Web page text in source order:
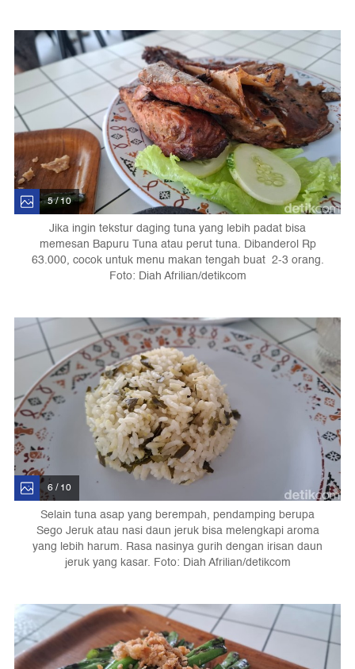
5 / 10
Jika ingin tekstur daging tuna yang lebih padat bisa
memesan Bapuru Tuna atau perut tuna. Dibanderol Rp
63.000, cocok untuk menu makan tengah buat 2-3 orang.
Foto: Diah Afrilian/detikcom
6 / 10
Selain tuna asap yang berempah, pendamping berupa
Sego Jeruk atau nasi daun jeruk bisa melengkapi aroma
yang lebih harum. Rasa nasinya gurih dengan irisan daun
jeruk yang kasar. Foto: Diah Afrilian/detikcom